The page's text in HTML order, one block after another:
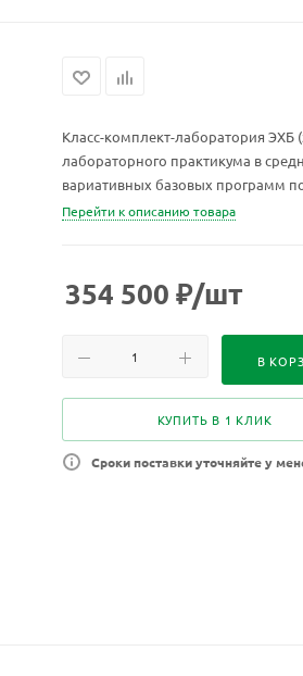
Класс-комплект-лаборатория ЭХБ
лабораторного практикума в
вариативных базовых программ
естественнонаучного цикла.
Перейти к описанию товара
354 500 ₽/шт
В
КУПИТЬ В 1 КЛИК
Сроки поставки уточняйте у